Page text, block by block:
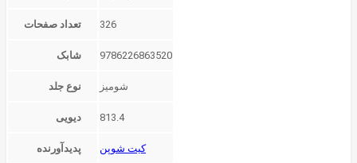
تعداد صفحات 326
شابک 9786226863520
نوع جلد شوميز
دیویی 813.4
پدیدآورنده کیت شوپن